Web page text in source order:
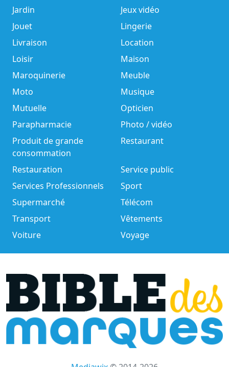
Jardin
Jeux vidéo
Jouet
Lingerie
Livraison
Location
Loisir
Maison
Maroquinerie
Meuble
Moto
Musique
Mutuelle
Opticien
Parapharmacie
Photo / vidéo
Produit de grande
consommation
Restaurant
Restauration
Service public
Services Professionnels
Sport
Supermarché
Télécom
Transport
Vêtements
Voiture
Voyage